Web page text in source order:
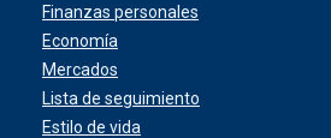
Finanzas personales
Economía
Mercados
Lista de seguimiento
Estilo de vida